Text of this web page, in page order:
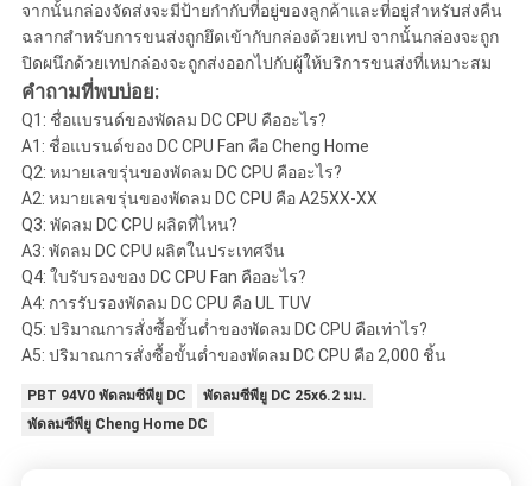
จากนั้นกล่องจัดส่งจะมีป้ายกำกับที่อยู่ของลูกค้าและที่อยู่สำหรับส่งคืน
ฉลากสำหรับการขนส่งถูกยึดเข้ากับกล่องด้วยเทป จากนั้นกล่องจะถูก
ปิดผนึกด้วยเทปกล่องจะถูกส่งออกไปกับผู้ให้บริการขนส่งที่เหมาะสม
คำถามที่พบบ่อย:
Q1: ชื่อแบรนด์ของพัดลม DC CPU คืออะไร?
A1: ชื่อแบรนด์ของ DC CPU Fan คือ Cheng Home
Q2: หมายเลขรุ่นของพัดลม DC CPU คืออะไร?
A2: หมายเลขรุ่นของพัดลม DC CPU คือ A25XX-XX
Q3: พัดลม DC CPU ผลิตที่ไหน?
A3: พัดลม DC CPU ผลิตในประเทศจีน
Q4: ใบรับรองของ DC CPU Fan คืออะไร?
A4: การรับรองพัดลม DC CPU คือ UL TUV
Q5: ปริมาณการสั่งซื้อขั้นต่ำของพัดลม DC CPU คือเท่าไร?
A5: ปริมาณการสั่งซื้อขั้นต่ำของพัดลม DC CPU คือ 2,000 ชิ้น
PBT 94V0 พัดลมซีพียู DC
พัดลมซีพียู DC 25x6.2 มม.
พัดลมซีพียู Cheng Home DC